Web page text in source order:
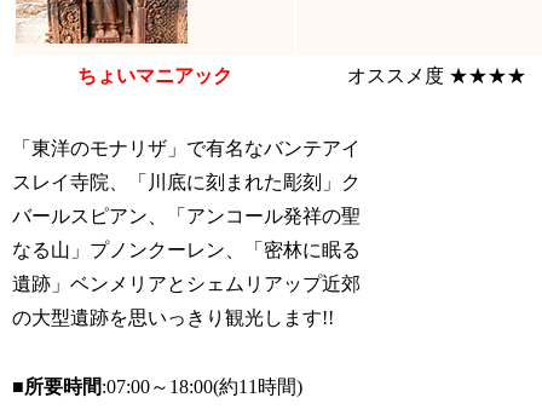
ちょいマニアック オススメ度 ★★★★
「東洋のモナリザ」で有名なバンテアイ
スレイ寺院、「川底に刻まれた彫刻」ク
バールスピアン、「アンコール発祥の聖
なる山」プノンクーレン、「密林に眠る
遺跡」ベンメリアとシェムリアップ近郊
の大型遺跡を思いっきり観光します!!
■所要時間:07:00～18:00(約11時間)